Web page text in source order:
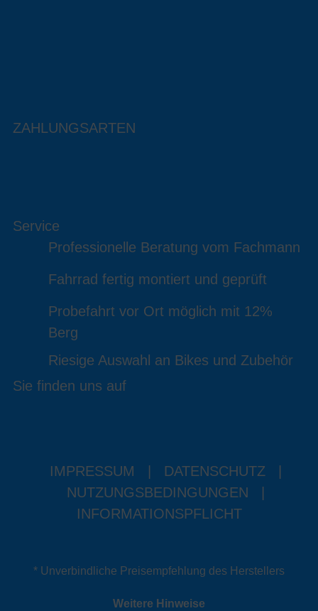
ZAHLUNGSARTEN
Service
Professionelle Beratung vom Fachmann
Fahrrad fertig montiert und geprüft
Probefahrt vor Ort möglich mit 12%
Berg
Riesige Auswahl an Bikes und Zubehör
Sie finden uns auf
IMPRESSUM DATENSCHUTZ
NUTZUNGSBEDINGUNGEN
INFORMATIONSPFLICHT
* Unverbindliche Preisempfehlung des Herstellers
Weitere Hinweise